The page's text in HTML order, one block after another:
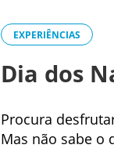
EXPERIÊNCIAS
Dia dos
Procura
Mas não sabe o